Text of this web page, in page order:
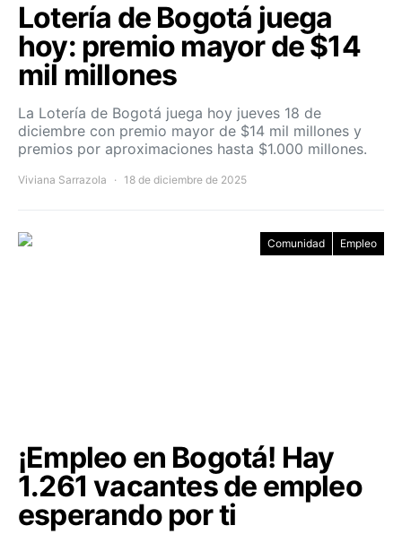
Lotería de Bogotá juega
hoy: premio mayor de $14
mil millones
La Lotería de Bogotá juega hoy jueves 18 de
diciembre con premio mayor de $14 mil millones y
premios por aproximaciones hasta $1.000 millones.
Viviana Sarrazola 18 de diciembre de 2025
Comunidad Empleo
¡Empleo en Bogotá! Hay
1.261 vacantes de empleo
esperando por ti